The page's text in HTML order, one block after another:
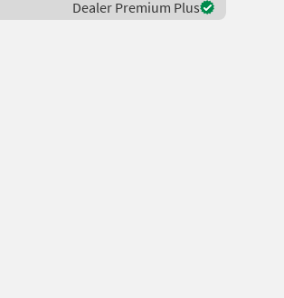
Dealer Premium Plus